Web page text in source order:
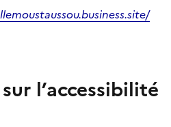
l’accessibilité